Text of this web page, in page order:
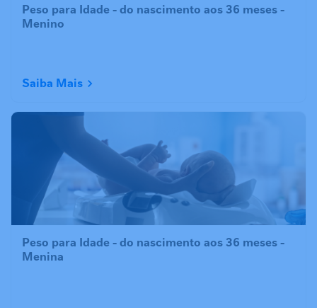
Peso para Idade - do nascimento aos 36 meses -
Menino
Saiba Mais
Peso para Idade - do nascimento aos 36 meses -
Menina